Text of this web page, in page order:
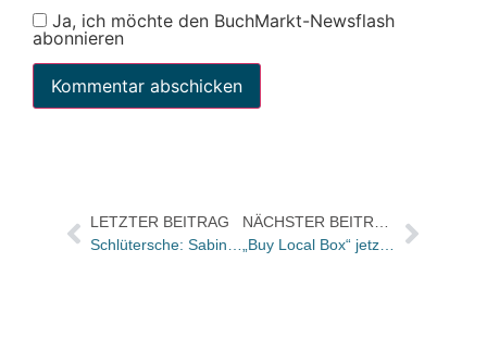
Ja, ich möchte den BuchMarkt-Newsflash
abonnieren
LETZTER BEITRAG